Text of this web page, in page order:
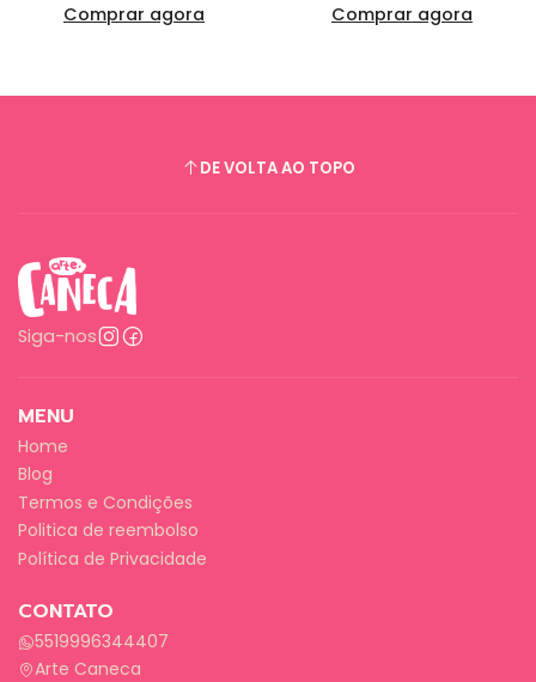
Comprar agora Comprar agora
DE VOLTA AO TOPO
Siga-nos
MENU
Home
Blog
Termos e Condições
Politica de reembolso
Política de Privacidade
CONTATO
5519996344407
Arte Caneca